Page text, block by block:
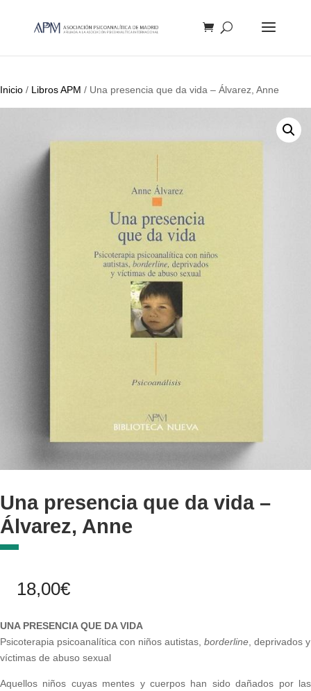
productos
Inicio / Libros APM / Una presencia que da vida – Álvarez, Anne
Una presencia que da vida –
Álvarez, Anne
18,00€
UNA PRESENCIA QUE DA VIDA
Psicoterapia psicoanalítica con niños autistas, borderline , deprivados y
víctimas de abuso sexual
Aquellos niños cuyas mentes y cuerpos han sido dañados por las